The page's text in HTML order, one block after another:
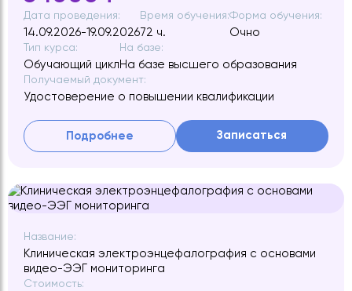
Дата проведения:
14.09.2026-19.09.2026
Время обучения:
72 ч.
Форма обучения:
Очно
Тип курса:
Обучающий цикл
На базе:
На базе высшего образования
Получаемый документ:
Удостоверение о повышении квалификации
Подробнее Записаться
Название:
Клиническая электроэнцефалография с основами
видео-ЭЭГ мониторинга
Стоимость: